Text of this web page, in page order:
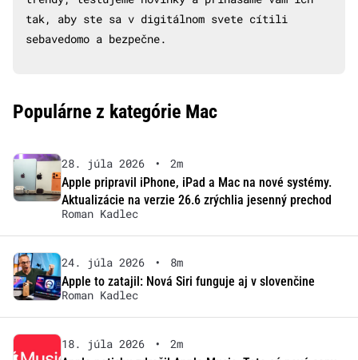
tak, aby ste sa v digitálnom svete cítili
sebavedomo a bezpečne.
Populárne z kategórie Mac
28. júla 2026 •
2m
Apple pripravil iPhone, iPad a Mac na nové systémy.
Aktualizácie na verzie 26.6 zrýchlia jesenný prechod
Roman Kadlec
24. júla 2026 •
8m
Apple to zatajil: Nová Siri funguje aj v slovenčine
Roman Kadlec
18. júla 2026 •
2m